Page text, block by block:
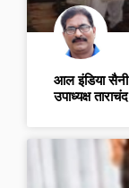
आल इंडिया
उपाध्यक्ष